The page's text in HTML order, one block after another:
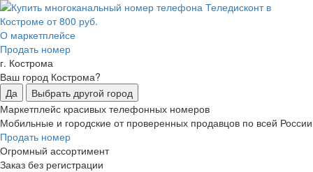
О маркетплейсе
Продать номер
г. Кострома
Ваш город Кострома?
Да
Выбрать другой город
Маркетплейс красивых телефонных номеров
Мобильные и городские от проверенных продавцов по всей России
Продать номер
Огромный ассортимент
Заказ без регистрации